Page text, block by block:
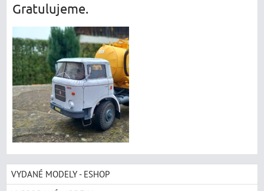
Gratulujeme.
VYDANÉ MODELY - ESHOP